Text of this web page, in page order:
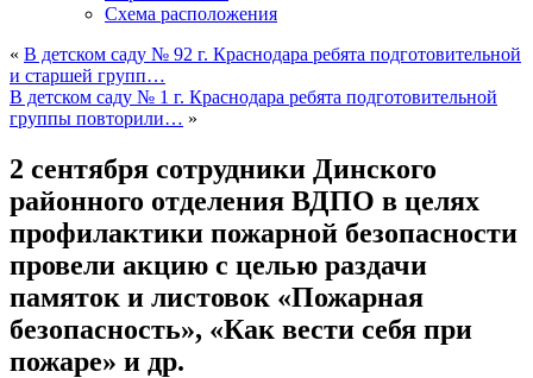
Схема расположения
« В детском саду № 92 г. Краснодара ребята подготовительной
и старшей групп…
В детском саду № 1 г. Краснодара ребята подготовительной
группы повторили… »
2 сентября сотрудники Динского
районного отделения ВДПО в целях
профилактики пожарной безопасности
провели акцию с целью раздачи
памяток и листовок «Пожарная
безопасность», «Как вести себя при
пожаре» и др.